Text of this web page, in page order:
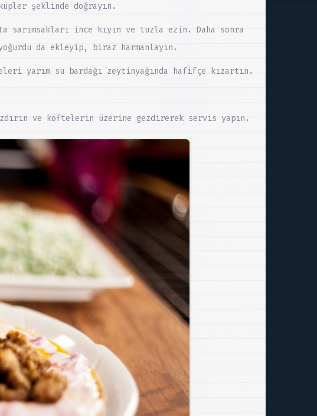
şeklinde doğrayın.
sarımsakları ince kıyın ve tuzla ezin. Daha sonra
da ekleyip, biraz harmanlayın.
yarım su bardağı zeytinyağında hafifçe kızartın.
ve köftelerin üzerine gezdirerek servis yapın.